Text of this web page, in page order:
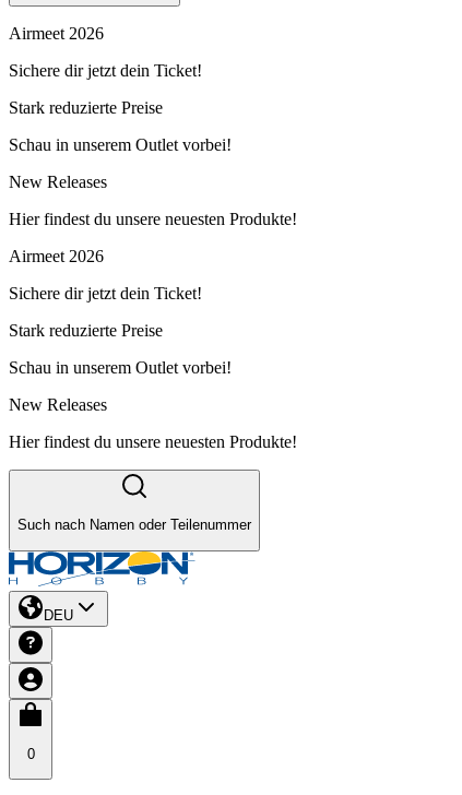
Airmeet 2026
Sichere dir jetzt dein Ticket!
Stark reduzierte Preise
Schau in unserem Outlet vorbei!
New Releases
Hier findest du unsere neuesten Produkte!
Airmeet 2026
Sichere dir jetzt dein Ticket!
Stark reduzierte Preise
Schau in unserem Outlet vorbei!
New Releases
Hier findest du unsere neuesten Produkte!
Such nach Namen oder Teilenummer
DEU
0